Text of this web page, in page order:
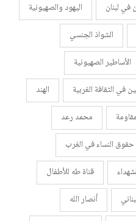
في لبنان
اليهود والصهيونية
الشواذ الجنسي
الأساطير الصهيونية
في الثقافة الغربية
الهند
محمد رعد
حقوق النساء في الغرب
قناة طه للأطفال
أنصار الله